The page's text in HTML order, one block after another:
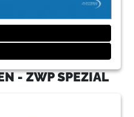
- ZWP SPEZIAL